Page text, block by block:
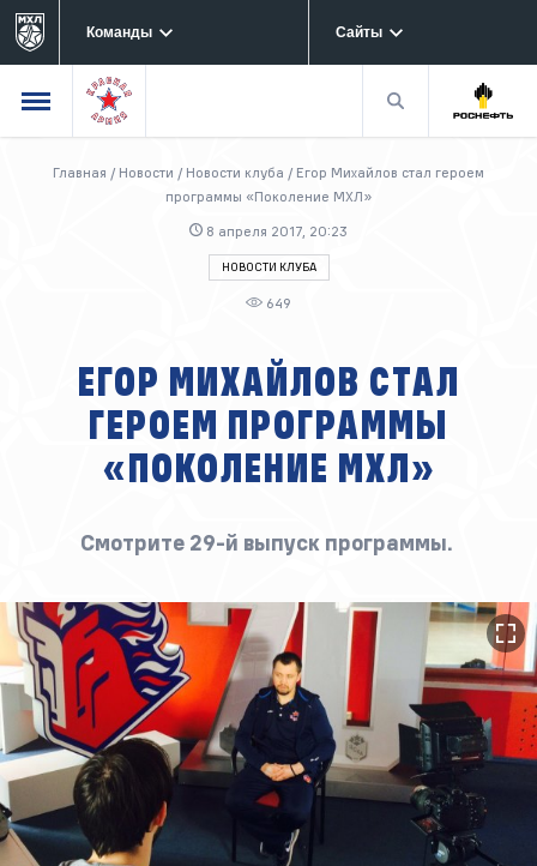
Команды Сайты
Главная / Новости / Новости клуба / Егор Михайлов стал героем
программы «Поколение МХЛ»
8 апреля 2017, 20:23
НОВОСТИ КЛУБА
649
ЕГОР МИХАЙЛОВ СТАЛ
ГЕРОЕМ ПРОГРАММЫ
«ПОКОЛЕНИЕ МХЛ»
Смотрите 29-й выпуск программы.